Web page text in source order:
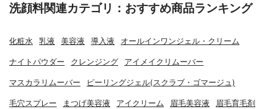
洗顔料関連カテゴリ：おすすめ商品ランキング
化粧水 乳液 美容液 導入液 オールインワンジェル・クリーム
ナイトパウダー クレンジング アイメイクリムーバー
マスカラリムーバー ピーリングジェル(スクラブ・ゴマージュ)
毛穴スプレー まつげ美容液 アイクリーム 眉毛美容液 眉毛育毛剤